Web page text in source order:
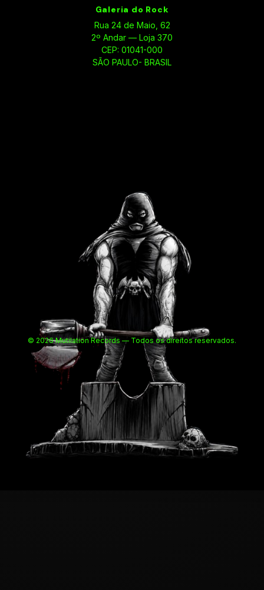
Galeria do Rock
Rua 24 de Maio, 62
2º Andar — Loja 370
CEP: 01041-000
SÃO PAULO- BRASIL
© 2026 Mutilation Records — Todos os direitos reservados.